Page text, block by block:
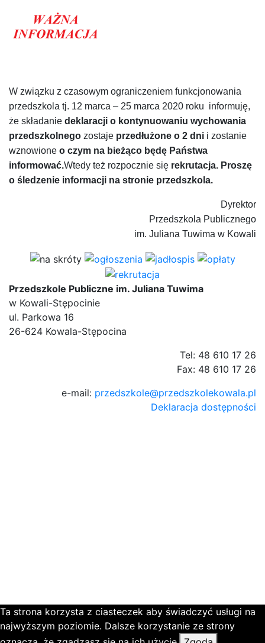
W związku z czasowym ograniczeniem funkcjonowania
przedszkola tj. 12 marca – 25 marca 2020 roku informuję,
że składanie deklaracji o kontynuowaniu wychowania
przedszkolnego zostaje przedłużone o 2 dni i zostanie
wznowione o czym na bieżąco będę Państwa
informować.Wtedy też rozpocznie się rekrutacja. Proszę
o śledzenie informacji na stronie przedszkola.
Dyrektor
Przedszkola Publicznego
im. Juliana Tuwima w Kowali
Przedszkole Publiczne im. Juliana Tuwima
w Kowali-Stępocinie
ul. Parkowa 16
26-624 Kowala-Stępocina
Tel: 48 610 17 26
Fax: 48 610 17 26
e-mail: przedszkole@przedszkolekowala.pl
Deklaracja dostępności
Ta strona korzysta z ciasteczek aby świadczyć usługi na
najwyższym poziomie. Dalsze korzystanie ze strony